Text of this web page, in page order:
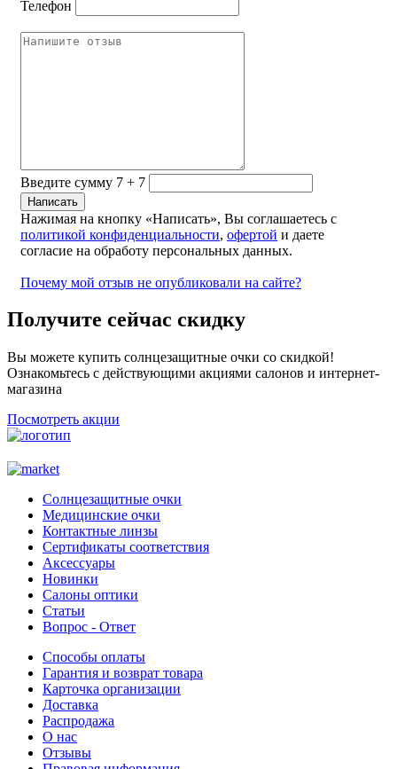
Телефон
Введите сумму 7 + 7
Нажимая на кнопку «Написать», Вы соглашаетесь с
политикой конфиденциальности, офертой и даете
согласие на обработу персональных данных.
Почему мой отзыв не опубликовали на сайте?
Получите сейчас скидку
Вы можете купить солнцезащитные очки со скидкой!
Ознакомьтесь с действующими акциями салонов и интернет-
магазина
Посмотреть акции
Солнцезащитные очки
Медицинские очки
Контактные линзы
Сертификаты соответствия
Аксессуары
Новинки
Салоны оптики
Статьи
Вопрос - Ответ
Способы оплаты
Гарантия и возврат товара
Карточка организации
Доставка
Распродажа
О нас
Отзывы